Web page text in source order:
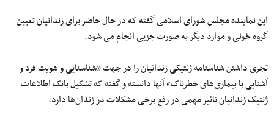
این نماینده مجلس شورای اسلامی گفته که در حال حاضر برای زندانیان تعیین
گروه خونی و موارد دیگر به صورت جزیی انجام می شود.
تجری داشتن شناسنامه ژنتیکی زندانیان را در جهت «شناسنایی و هویت فرد و
آشنایی با بیماری‌های خطرناک» آنها دانسته و گفته که تشکیل بانک اطلاعات
ژنتیک زندانیان تاثیر مهمی در رفع برخی مشکلات در زندان‌ها دارد.